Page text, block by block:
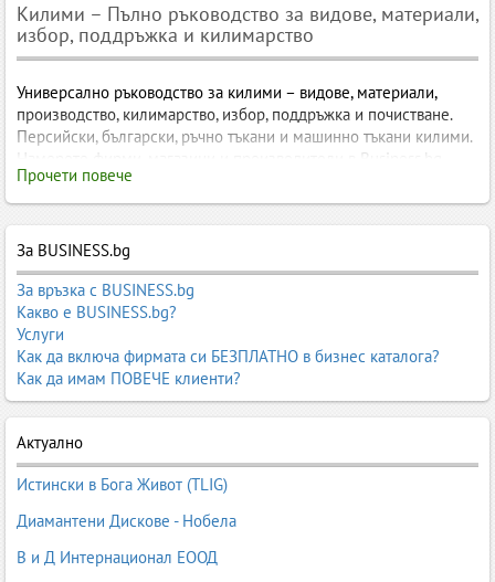
Килими – Пълно ръководство за видове, материали,
избор, поддръжка и килимарство
Универсално ръководство за килими – видове, материали,
производство, килимарство, избор, поддръжка и почистване.
Персийски, български, ръчно тъкани и машинно тъкани килими.
Намерете фирми, магазини и производители в Business.bg..
Килими – Пълно ръководство за видове, материали, избор,
поддръжка и килимарство
Килимите са едни от най-старите и най-ценени елементи в
интериора на човека. Те присъстват в домовете ни от
хилядолетия – като символ на уют, топлина, култура и
традиция. От ръчно тъканите персийски килими до модерните
машинно изработени модели, от българските чипровски
килими до дизайнерските килими от естествени материали –
светът на килимите е необятен, богат и вдъхновяващ.
традиционния бит, така и в съвременния интериор. Те са част от
културното наследство, от занаятите, от домашния уют и от
модерния дизайн. Килимите не са просто подови настилки – те
са изкуство, история, функционалност и стил.
Тази пилар страница е създадена, за да бъде подробно
Прочети повече
За BUSINESS.bg
За връзка с BUSINESS.bg
Какво е BUSINESS.bg?
Услуги
Как да включа фирмата си БЕЗПЛАТНО в бизнес каталога?
Как да имам ПОВЕЧЕ клиенти?
Актуално
Истински в Бога Живот (TLIG)
Диамантени Дискове - Нобела
В и Д Интернационал ЕООД